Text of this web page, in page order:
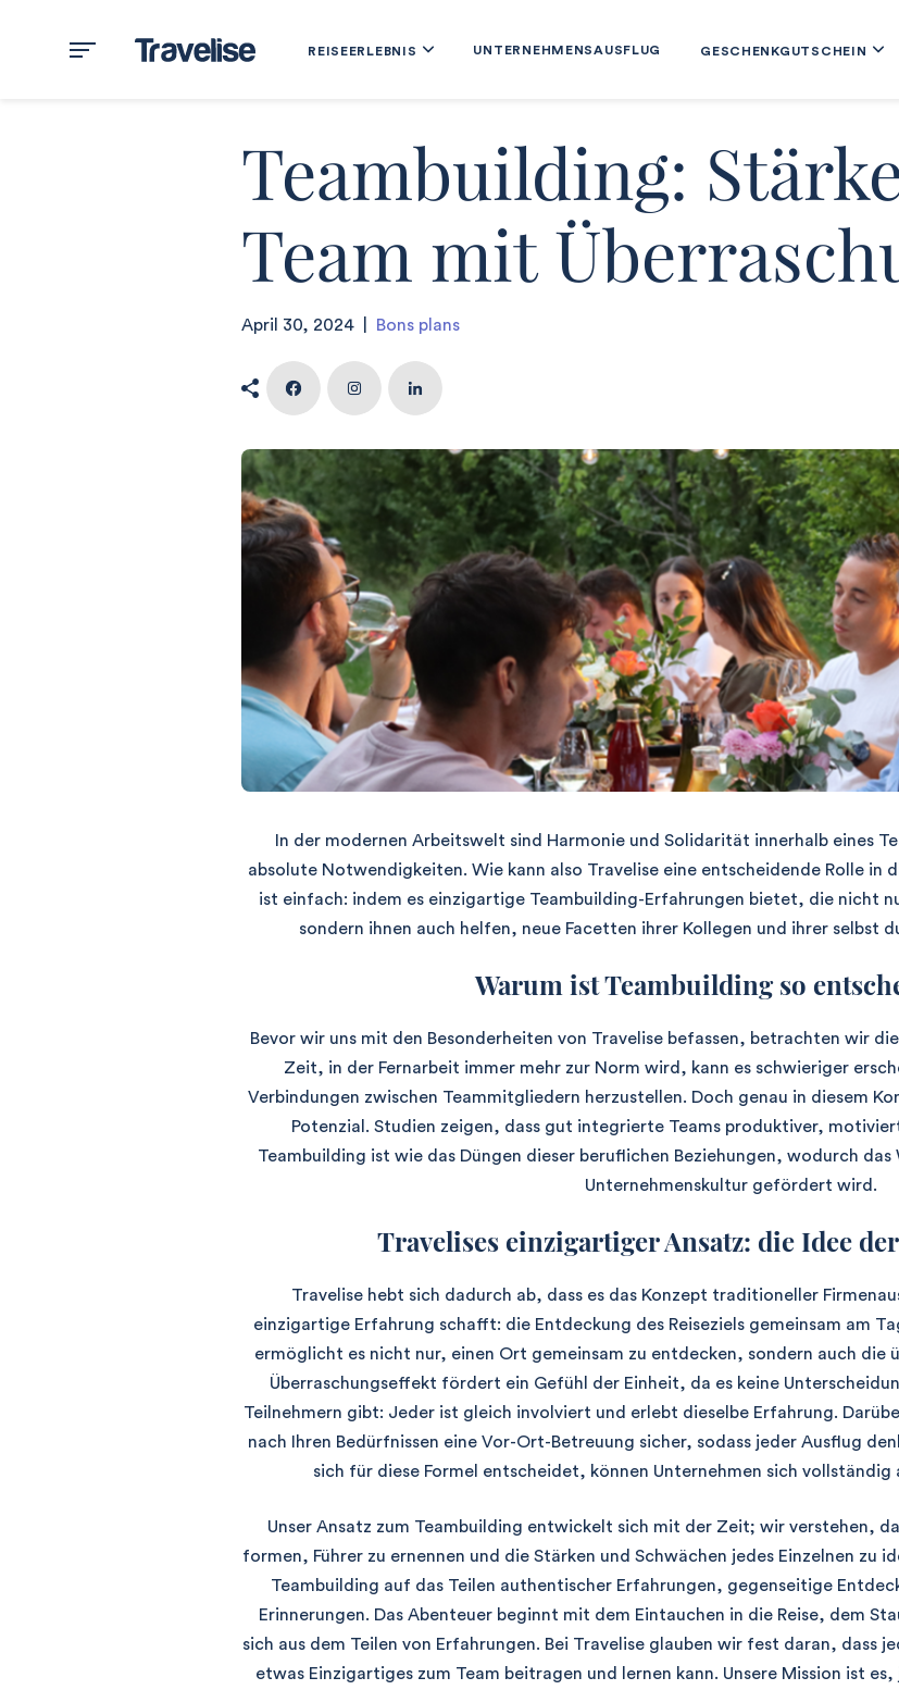
REISEERLEBNIS UNTERNEHMENSAUSFLUG GESCHENKGUTSCHEIN
Teambuilding:
Team mit
April 30, 2024 Bons plans
In der modernen Arbeitswelt sind Harmonie und Solidarität innerhalb eines
absolute Notwendigkeiten. Wie kann also Travelise eine entscheidende Rolle in
ist einfach: indem es einzigartige Teambuilding-Erfahrungen bietet, die nicht
sondern ihnen auch helfen, neue Facetten ihrer Kollegen und ihrer selbst
Warum ist Teambuilding so
Bevor wir uns mit den Besonderheiten von Travelise befassen, betrachten wir
Zeit, in der Fernarbeit immer mehr zur Norm wird, kann es schwieriger
Verbindungen zwischen Teammitgliedern herzustellen. Doch genau in diesem
Potenzial. Studien zeigen, dass gut integrierte Teams produktiver,
Teambuilding ist wie das Düngen dieser beruflichen Beziehungen, wodurch
Unternehmenskultur gefördert wird.
Travelises einzigartiger Ansatz: die Idee
Travelise hebt sich dadurch ab, dass es das Konzept traditioneller
einzigartige Erfahrung schafft: die Entdeckung des Reiseziels gemeinsam am
ermöglicht es nicht nur, einen Ort gemeinsam zu entdecken, sondern auch die
Überraschungseffekt fördert ein Gefühl der Einheit, da es keine
Teilnehmern gibt: Jeder ist gleich involviert und erlebt dieselbe Erfahrung.
nach Ihren Bedürfnissen eine Vor-Ort-Betreuung sicher, sodass jeder Ausflug
sich für diese Formel entscheidet, können Unternehmen sich vollständig
Unser Ansatz zum Teambuilding entwickelt sich mit der Zeit; wir verstehen,
formen, Führer zu ernennen und die Stärken und Schwächen jedes Einzelnen zu
Teambuilding auf das Teilen authentischer Erfahrungen, gegenseitige
Erinnerungen. Das Abenteuer beginnt mit dem Eintauchen in die Reise, dem
sich aus dem Teilen von Erfahrungen. Bei Travelise glauben wir fest daran, dass
etwas Einzigartiges zum Team beitragen und lernen kann. Unsere Mission ist